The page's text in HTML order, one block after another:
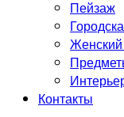
Пейзаж
Женский
Контакты